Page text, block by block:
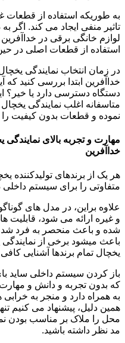
به طوریکه استفاده از قطعات
تاثیر منفی ایجاد می کند. اگر به
لوازم خانگی برقی در
استفاده از قطعات اصلی در حین
در زمان انتخاب نمایندگی
خداآفرین ابتدا بررسی کنید
دستگاه دسترسی دارد یا خیر؟
متاسفانه اغلب نمایندگی
نموده و قطعات بدون کیفیت را
مهارت و تجربه بالای
خداآفرین
هر یک از برندهای تولیدکننده
متفاوتی را برای سیستم داخلی
علاوه براین، در مدل های
و غیره ارائه می شود، قابلیت
شده و باعث منحصر به فرد
باعث میشود برخی از نمایندگی
یخچال تمام برندها آشنایی
باز کردن سیستم داخلی ساید
که بدون تجربه و دانش و
به همراه دارد و منجر به
همین دلیل، پیشنهاد می کنیم
محل را ملاک بر مناسب بودن
مد نظر داشته باشید.